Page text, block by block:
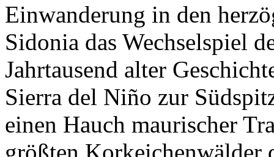
Einwanderung in den
Sidonia das Wechselspiel
Jahrtausend alter
Sierra del Niño zur
einen Hauch maurischer